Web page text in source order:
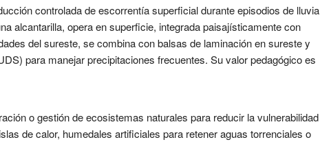
controlada de escorrentía superficial durante episodios de lluvia
alcantarilla, opera en superficie, integrada paisajísticamente con
del sureste, se combina con balsas de laminación en sureste y
para manejar precipitaciones frecuentes. Su valor pedagógico es
o gestión de ecosistemas naturales para reducir la vulnerabilidad
de calor, humedales artificiales para retener aguas torrenciales o